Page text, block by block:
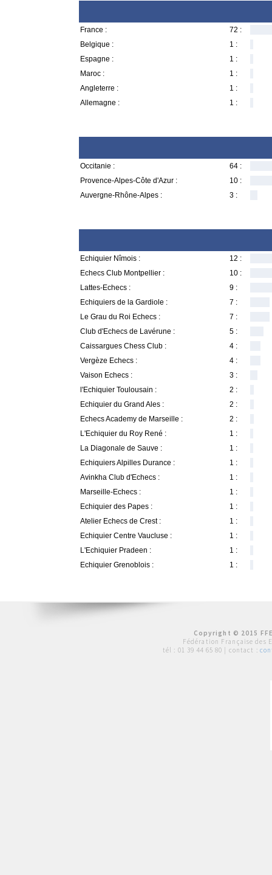
France :
72 :
Belgique :
1 :
Espagne :
1 :
Maroc :
1 :
Angleterre :
1 :
Allemagne :
1 :
Occitanie :
64 :
Provence-Alpes-Côte d'Azur :
10 :
Auvergne-Rhône-Alpes :
3 :
Echiquier Nîmois :
12 :
Echecs Club Montpellier :
10 :
Lattes-Echecs :
9 :
Echiquiers de la Gardiole :
7 :
Le Grau du Roi Echecs :
7 :
Club d'Echecs de Lavérune :
5 :
Caissargues Chess Club :
4 :
Vergèze Echecs :
4 :
Vaison Echecs :
3 :
l'Echiquier Toulousain :
2 :
Echiquier du Grand Ales :
2 :
Echecs Academy de Marseille :
2 :
L'Echiquier du Roy René :
1 :
La Diagonale de Sauve :
1 :
Echiquiers Alpilles Durance :
1 :
Avinkha Club d'Echecs :
1 :
Marseille-Echecs :
1 :
Echiquier des Papes :
1 :
Atelier Echecs de Crest :
1 :
Echiquier Centre Vaucluse :
1 :
L'Echiquier Pradeen :
1 :
Echiquier Grenoblois :
1 :
Copyright © 2015
Fédération Française des
tél : 01 39 44 65 80 | contact :